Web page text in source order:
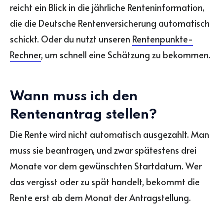
reicht ein Blick in die jährliche Renteninformation,
die die Deutsche Rentenversicherung automatisch
schickt. Oder du nutzt unseren Rentenpunkte-
Rechner, um schnell eine Schätzung zu bekommen.
Wann muss ich den
Rentenantrag stellen?
Die Rente wird nicht automatisch ausgezahlt. Man
muss sie beantragen, und zwar spätestens drei
Monate vor dem gewünschten Startdatum. Wer
das vergisst oder zu spät handelt, bekommt die
Rente erst ab dem Monat der Antragstellung.